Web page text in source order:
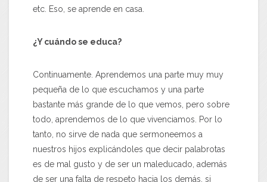
etc. Eso, se aprende en casa.
¿Y cuándo se educa?
Continuamente. Aprendemos una parte muy muy
pequeña de lo que escuchamos y una parte
bastante más grande de lo que vemos, pero sobre
todo, aprendemos de lo que vivenciamos. Por lo
tanto, no sirve de nada que sermoneemos a
nuestros hijos explicándoles que decir palabrotas
es de mal gusto y de ser un maleducado, además
de ser una falta de respeto hacia los demás, si